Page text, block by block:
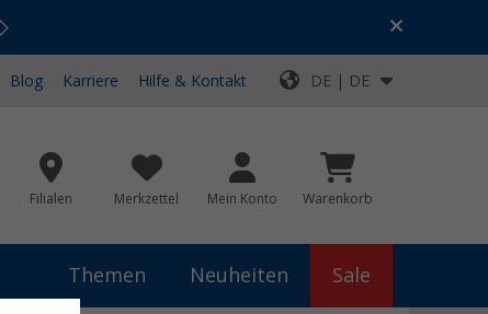
Top-Deals für dein Abenteuer!
Blog Karriere Hilfe & Kontakt DE | DE
Filialen Merkzettel Mein Konto Warenkorb
Themen Neuheiten Sale